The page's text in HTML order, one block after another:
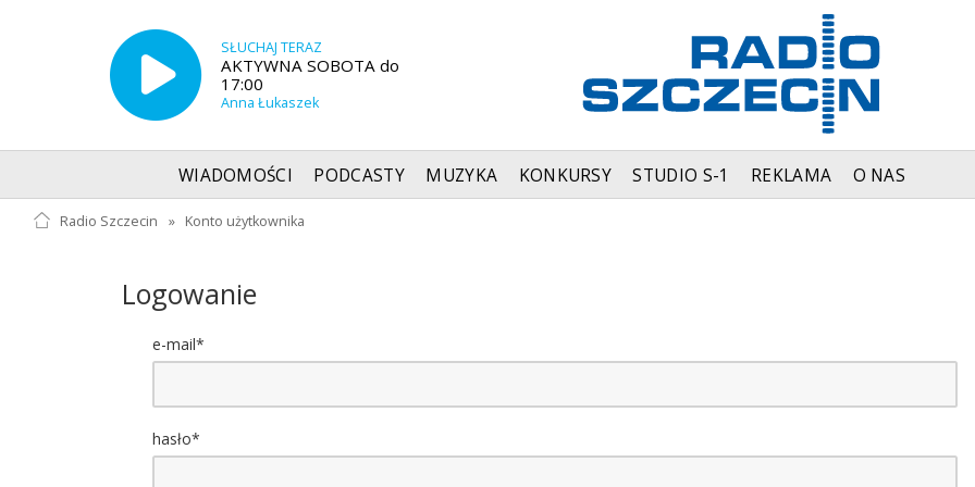
SŁUCHAJ TERAZ
AKTYWNA SOBOTA do
17:00
Anna Łukaszek
WIADOMOŚCI PODCASTY MUZYKA KONKURSY STUDIO S-1 REKLAMA O NAS
Radio Szczecin » Konto użytkownika
Logowanie
e-mail*
hasło*